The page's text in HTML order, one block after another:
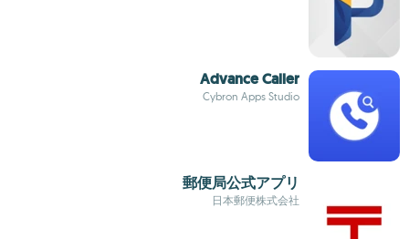
Advance Caller
Cybron Apps Studio
郵便局公式アプリ
日本郵便株式会社